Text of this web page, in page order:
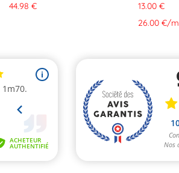
44.98 €
13.00 €
26.00 €/m